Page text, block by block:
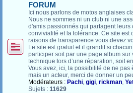
FORUM
Ici nous parlons de motos anglaises
Nous ne sommes ni un club ni une
d'amis passionnés qui partagent
convivialité et la tolérance. Ce site est
raisons de transparence vous devez
Le site est gratuit et il grandit si
participer soit par une page album sur
technique lors d’une réparation, soit
Vous avez, ici, la possibilité de ne
mais un acteur, merci de donner un
Modérateurs : Pachi, gigi, rickman,
Sujets : 11629